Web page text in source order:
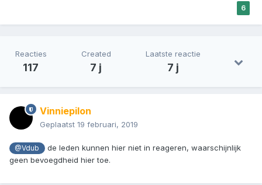
6
Reacties
117
Created
7 j
Laatste reactie
7 j
Vinniepilon
Geplaatst 19 februari, 2019
@Vdub
de leden kunnen hier niet in reageren, waarschijnlijk
geen bevoegdheid hier toe.